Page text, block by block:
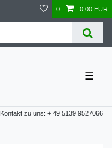
0 0,00 EUR
☰
Kontakt zu uns: + 49 5139 9527066